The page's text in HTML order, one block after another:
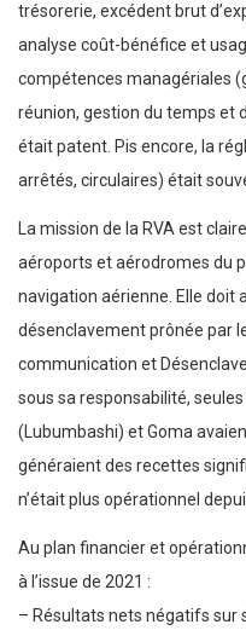
trésorerie, excédent brut
analyse coût-bénéfice et
compétences managériales
réunion, gestion du temps et
était patent. Pis encore, la
arrêtés, circulaires) était
La mission de la RVA est
aéroports et aérodromes du
navigation aérienne. Elle doit
désenclavement prônée par
communication et
sous sa responsabilité,
(Lubumbashi) et Goma
généraient des recettes
n’était plus opérationnel
Au plan financier et
à l’issue de 2021 :
– Résultats nets négatifs sur